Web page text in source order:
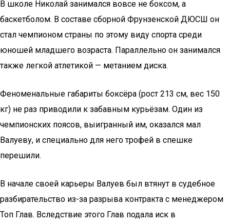
В школе Николай занимался вовсе не боксом, а
баскетболом. В составе сборной Фрунзенской ДЮСШ он
стал чемпионом страны по этому виду спорта среди
юношей младшего возраста. Параллельно он занимался
также легкой атлетикой — метанием диска.
Феноменальные габариты боксёра (рост 213 см, вес 150
кг) не раз приводили к забавным курьёзам. Один из
чемпионских поясов, выигранный им, оказался мал
Валуеву, и специально для него трофей в спешке
перешили.
В начале своей карьеры Валуев был втянут в судебное
разбирательство из-за разрыва контракта с менеджером
Топ Глав. Вследствие этого Глав подала иск в